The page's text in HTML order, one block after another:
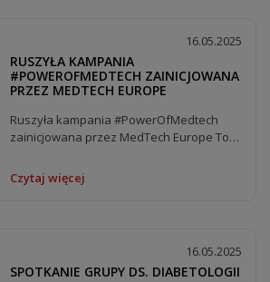
16.05.2025
RUSZYŁA KAMPANIA
#POWEROFMEDTECH ZAINICJOWANA
PRZEZ MEDTECH EUROPE
Ruszyła kampania #PowerOfMedtech
zainicjowana przez MedTech Europe To
Czytaj więcej
16.05.2025
SPOTKANIE GRUPY DS. DIABETOLOGII